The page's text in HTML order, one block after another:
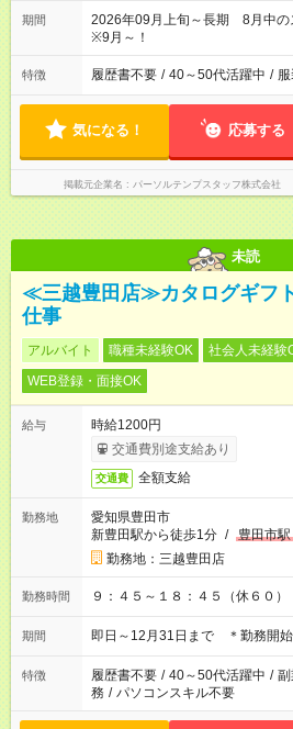
期間
2026年09月上旬～長期 8月中
※9月～！
特徴 履歴書不要 / 40～50代活躍中 /
気になる！ 応募する
掲載元企業名 パーソルテンプスタッフ株式会社
未読
≪三越豊田店≫カタログギフ
仕事
アルバイト 職種未経験OK 社会人未経験
WEB登録・面接OK
給与
時給1200円
交通費別途支給あり
交通費 全額支給
勤務地
愛知県豊田市
新豊田駅から徒歩1分 / 豊田市駅
勤務地：三越豊田店
勤務時間 ９：４５～１８：４５（休６０）
期間 即日～12月31日まで ＊勤務開始
特徴 履歴書不要 / 40～50代活躍中 /
務 / パソコンスキル不要